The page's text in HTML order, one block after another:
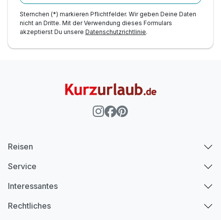
Für 5 Tage p.P. ab936,00 €
Sternchen (*) markieren Pflichtfelder. Wir geben Deine Daten
nicht an Dritte. Mit der Verwendung dieses Formulars
akzeptierst Du unsere Datenschutzrichtlinie.
Reisen
Service
Interessantes
Rechtliches